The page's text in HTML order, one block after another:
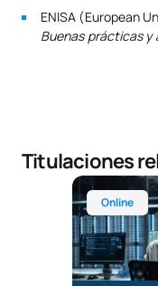
ENISA (European
Buenas prácticas y
Titulaciones
Online
Máster